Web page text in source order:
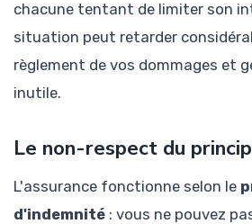
chacune tentant de limiter son
situation peut retarder
règlement de vos dommages et
inutile.
Le non-respect du
L'assurance fonctionne selon le
d'indemnité : vous ne pouvez